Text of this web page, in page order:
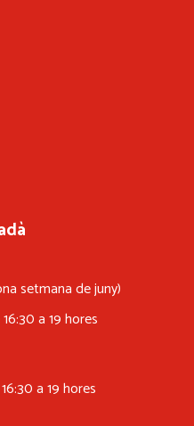
setmana de juny)
a 19 hores
a 19 hores